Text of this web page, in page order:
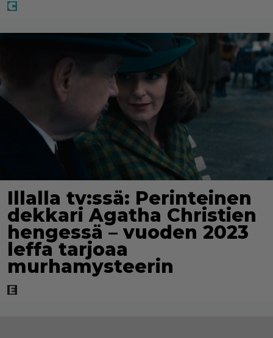
Illalla tv:ssä: Perinteinen
dekkari Agatha Christien
hengessä – vuoden 2023
leffa tarjoaa
murhamysteerin